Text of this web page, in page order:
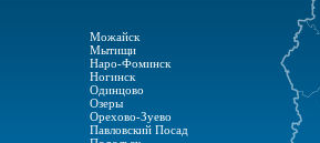
Можайск
Мытищи
Наро-Фоминск
Ногинск
Одинцово
Озеры
Орехово-Зуево
Павловский Посад